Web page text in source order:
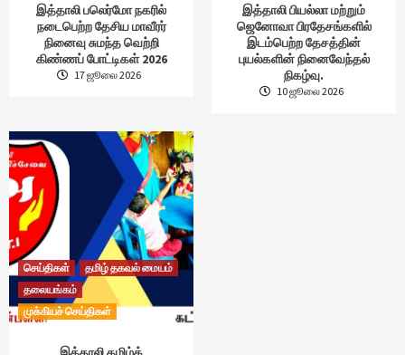
இத்தாலி பலெர்மோ நகரில்
நடைபெற்ற தேசிய மாவீரர்
நினைவு சுமந்த வெற்றி
கிண்ணப் போட்டிகள் 2026
17 ஜூலை 2026
இத்தாலி பியல்லா மற்றும்
ஜெனோவா பிரதேசங்களில்
இடம்பெற்ற தேசத்தின்
புயல்களின் நினைவேந்தல்
நிகழ்வு.
10 ஜூலை 2026
செய்திகள்
தமிழ் தகவல் மையம்
தலையங்கம்
முக்கியச் செய்திகள்